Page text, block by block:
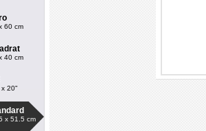
60 cm
40 cm
x 20"
x 51.5 cm